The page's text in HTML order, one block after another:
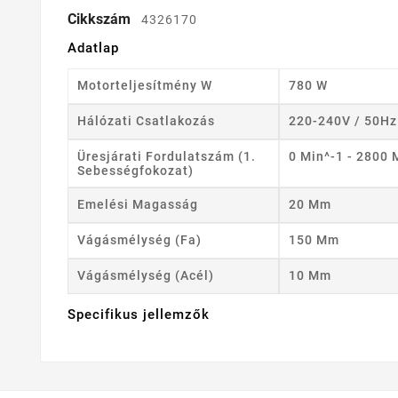
Cikkszám 4326170
Adatlap
Motorteljesítmény W 780 W
Hálózati Csatlakozás 220-240V / 50Hz
Üresjárati Fordulatszám (1.
Sebességfokozat)
0 Min^-1 - 2800
Emelési Magasság 20 Mm
Vágásmélység (fa) 150 Mm
Vágásmélység (acél) 10 Mm
Specifikus jellemzők